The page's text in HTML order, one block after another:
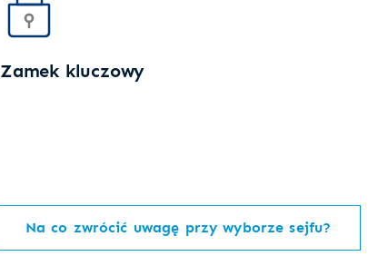
Zamek kluczowy
Na co zwrócić uwagę przy wyborze sejfu?